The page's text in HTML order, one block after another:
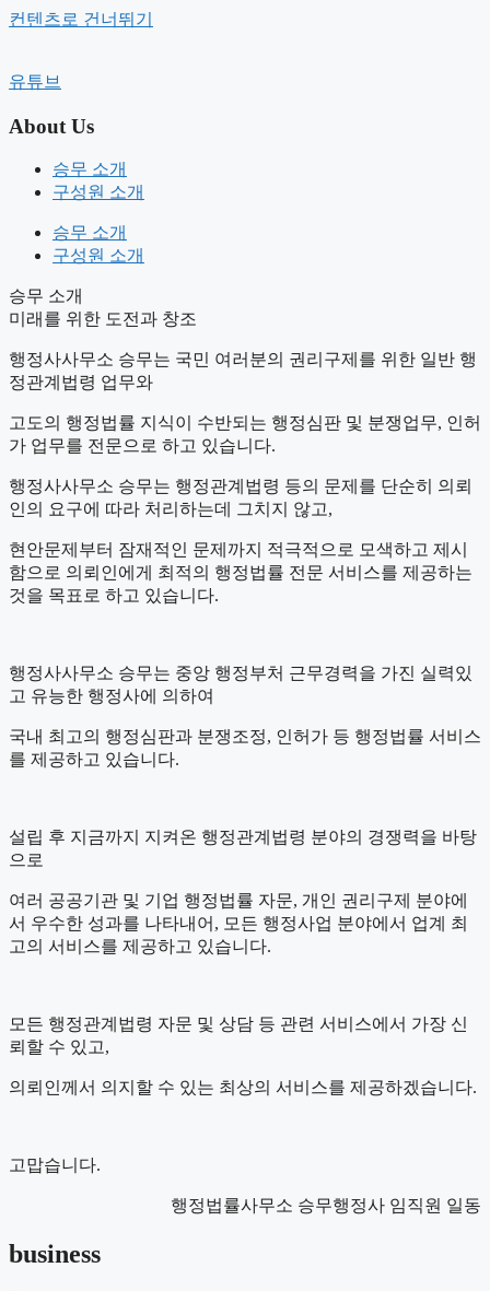
컨텐츠로 건너뛰기
승무 소개
승무 서비스
행정법률
의료기술인증원
유튜브
About Us
승무 소개
구성원 소개
승무 소개
구성원 소개
승무 소개
미래를 위한 도전과 창조
행정사사무소 승무는 국민 여러분의 권리구제를 위한 일반 행
정관계법령 업무와
고도의 행정법률 지식이 수반되는 행정심판 및 분쟁업무, 인허
가 업무를 전문으로 하고 있습니다.
행정사사무소 승무는 행정관계법령 등의 문제를 단순히 의뢰
인의 요구에 따라 처리하는데 그치지 않고,
현안문제부터 잠재적인 문제까지 적극적으로 모색하고 제시
함으로 의뢰인에게 최적의 행정법률 전문 서비스를 제공하는
것을 목표로 하고 있습니다.
행정사사무소 승무는 중앙 행정부처 근무경력을 가진 실력있
고 유능한 행정사에 의하여
국내 최고의 행정심판과 분쟁조정, 인허가 등 행정법률 서비스
를 제공하고 있습니다.
설립 후 지금까지 지켜온 행정관계법령 분야의 경쟁력을 바탕
으로
여러 공공기관 및 기업 행정법률 자문, 개인 권리구제 분야에
서 우수한 성과를 나타내어, 모든 행정사업 분야에서 업계 최
고의 서비스를 제공하고 있습니다.
모든 행정관계법령 자문 및 상담 등 관련 서비스에서 가장 신
뢰할 수 있고,
의뢰인께서 의지할 수 있는 최상의 서비스를 제공하겠습니다.
고맙습니다.
행정법률사무소 승무행정사 임직원 일동
business